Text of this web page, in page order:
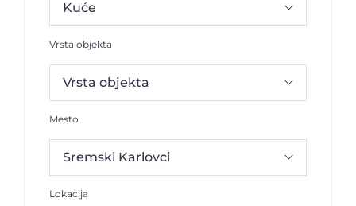
Vrsta objekta
Mesto
Lokacija